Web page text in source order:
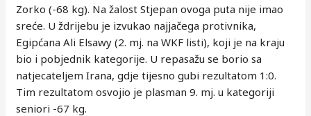
Zorko (-68 kg). Na žalost Stjepan ovoga puta nije imao
sreće. U ždrijebu je izvukao najjačega protivnika,
Egipćana Ali Elsawy (2. mj. na WKF listi), koji je na kraju
bio i pobjednik kategorije. U repasažu se borio sa
natjecateljem Irana, gdje tijesno gubi rezultatom 1:0.
Tim rezultatom osvojio je plasman 9. mj. u kategoriji
seniori -67 kg.